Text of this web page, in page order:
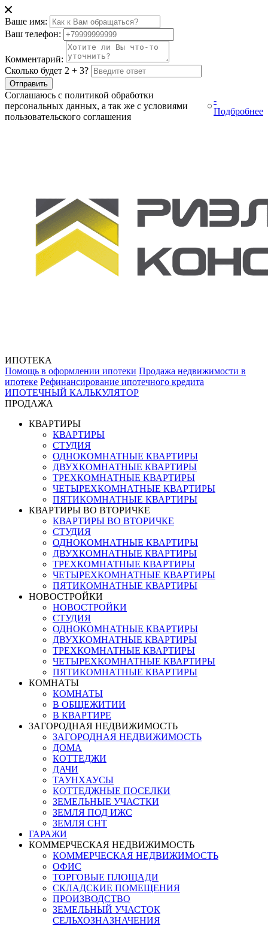
Ваше имя:
Ваш телефон:
Комментарий:
Сколько будет 2 + 3?
Отправить
Соглашаюсь с политикой обработки
персональных данных, а так же с условиями
пользовательского соглашения
-
Подбробнее
ИПОТЕКА
Помощь в оформлении ипотеки Продажа недвижимости в
ипотеке Рефинансирование ипотечного кредита
ИПОТЕЧНЫЙ КАЛЬКУЛЯТОР
ПРОДАЖА
КВАРТИРЫ
КВАРТИРЫ
СТУДИЯ
ОДНОКОМНАТНЫЕ КВАРТИРЫ
ДВУХКОМНАТНЫЕ КВАРТИРЫ
ТРЕХКОМНАТНЫЕ КВАРТИРЫ
ЧЕТЫРЕХКОМНАТНЫЕ КВАРТИРЫ
ПЯТИКОМНАТНЫЕ КВАРТИРЫ
КВАРТИРЫ ВО ВТОРИЧКЕ
КВАРТИРЫ ВО ВТОРИЧКЕ
СТУДИЯ
ОДНОКОМНАТНЫЕ КВАРТИРЫ
ДВУХКОМНАТНЫЕ КВАРТИРЫ
ТРЕХКОМНАТНЫЕ КВАРТИРЫ
ЧЕТЫРЕХКОМНАТНЫЕ КВАРТИРЫ
ПЯТИКОМНАТНЫЕ КВАРТИРЫ
НОВОСТРОЙКИ
НОВОСТРОЙКИ
СТУДИЯ
ОДНОКОМНАТНЫЕ КВАРТИРЫ
ДВУХКОМНАТНЫЕ КВАРТИРЫ
ТРЕХКОМНАТНЫЕ КВАРТИРЫ
ЧЕТЫРЕХКОМНАТНЫЕ КВАРТИРЫ
ПЯТИКОМНАТНЫЕ КВАРТИРЫ
КОМНАТЫ
КОМНАТЫ
В ОБЩЕЖИТИИ
В КВАРТИРЕ
ЗАГОРОДНАЯ НЕДВИЖИМОСТЬ
ЗАГОРОДНАЯ НЕДВИЖИМОСТЬ
ДОМА
КОТТЕДЖИ
ДАЧИ
ТАУНХАУСЫ
КОТТЕДЖНЫЕ ПОСЕЛКИ
ЗЕМЕЛЬНЫЕ УЧАСТКИ
ЗЕМЛЯ ПОД ИЖС
ЗЕМЛЯ СНТ
ГАРАЖИ
КОММЕРЧЕСКАЯ НЕДВИЖИМОСТЬ
КОММЕРЧЕСКАЯ НЕДВИЖИМОСТЬ
ОФИС
ТОРГОВЫЕ ПЛОЩАДИ
СКЛАДСКИЕ ПОМЕЩЕНИЯ
ПРОИЗВОДСТВО
ЗЕМЕЛЬНЫЙ УЧАСТОК
СЕЛЬХОЗНАЗНАЧЕНИЯ